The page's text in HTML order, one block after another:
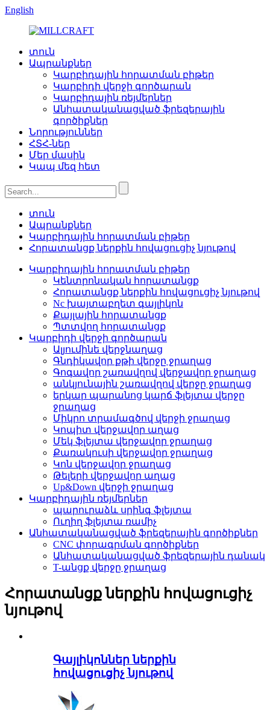
English
տուն
Ապրանքներ
Կարբիդային հորատման բիթեր
Կարբիդի վերջի գործարան
Կարբիդային ռեյմերներ
Անհատականացված ֆրեզերային
գործիքներ
Նորություններ
ՀՏՀ-ներ
Մեր մասին
Կապ մեզ հետ
տուն
Ապրանքներ
Կարբիդային հորատման բիթեր
Հորատանցք ներքին հովացուցիչ նյութով
Կարբիդային հորատման բիթեր
Կենտրոնական հորատանցք
Հորատանցք ներքին հովացուցիչ նյութով
Nc խայտաբղետ գայլիկոն
Քայլային հորատանցք
Պտտվող հորատանցք
Կարբիդի վերջի գործարան
Ալյումինե վերջնաղաց
Գնդիկավոր քթի վերջը ջրաղաց
Գոգավոր շառավղով վերջավոր ջրաղաց
անկյունային շառավղով վերջը ջրաղաց
երկար պարանոց կարճ ֆլեյտա վերջը
ջրաղաց
Միկրո տրամագծով վերջի ջրաղաց
Կոպիտ վերջավոր աղաց
Մեկ ֆլեյտա վերջավոր ջրաղաց
Քառակուսի վերջավոր ջրաղաց
Կոն վերջավոր ջրաղաց
Թելերի վերջավոր աղաց
Up&Down վերջի ջրաղաց
Կարբիդային ռեյմերներ
պարուրաձև սրինգ ֆլեյտա
Ուղիղ ֆլեյտա ռամիչ
Անհատականացված ֆրեզերային գործիքներ
CNC փորագրման գործիքներ
Անհատականացված ֆրեզերային դանակ
T-անցք վերջը ջրաղաց
Հորատանցք ներքին հովացուցիչ
նյութով
Գայլիկոններ ներքին
հովացուցիչ նյութով